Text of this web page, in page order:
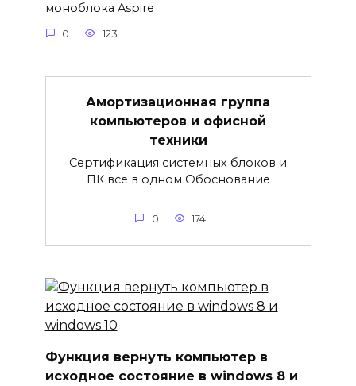
моноблока Aspire
0 123
Амортизационная группа
компьютеров и офисной
техники
Сертификация системных блоков и
ПК все в одном Обоснование
0 174
Функция вернуть компьютер в
исходное состояние в windows 8 и